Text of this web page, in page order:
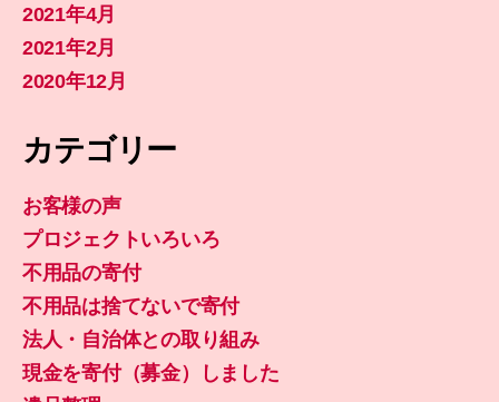
2021年4月
2021年2月
2020年12月
カテゴリー
お客様の声
プロジェクトいろいろ
不用品の寄付
不用品は捨てないで寄付
法人・自治体との取り組み
現金を寄付（募金）しました